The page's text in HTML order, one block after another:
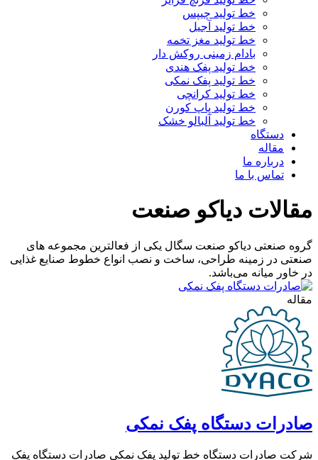
خط تولید چیپس
خط تولید آجیل
خط تولید مغز تخمه
بادام زمینی روکش دار
خط تولید پفک هندی
خط تولید پفک نمکی
خط تولید کرانچی
خط تولید پاپ کورن
خط تولید آلبالو خشک
دستگاه
مقاله
درباره ما
تماس با ما
مقالات دیاکو صنعت
گروه صنعتی دیاکو صنعت سگال یکی از فعالترین مجموعه های
صنعتی در زمینه طراحی، ساخت و نصب انواع خطوط صنایع غذایی
در خاور میانه می‌باشد.
مقاله
صادرات دستگاه پفک نمکی
شرکت صادرات دستگاه خط تولید پفک نمکی صادرات دستگاه پفک